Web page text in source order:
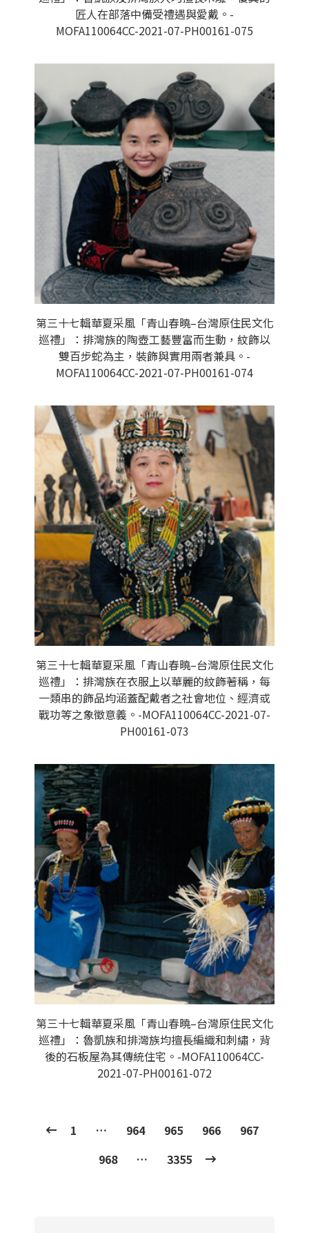
匠人在部落中備受禮遇與愛戴。-
MOFA110064CC-2021-07-PH00161-075
第三十七輯華夏采風「青山春曉–台灣原住民文化
巡禮」：排灣族的陶壺工藝豐富而生動，紋飾以
雙百步蛇為主，裝飾與實用兩者兼具。-
MOFA110064CC-2021-07-PH00161-074
第三十七輯華夏采風「青山春曉–台灣原住民文化
巡禮」：排灣族在衣服上以華麗的紋飾著稱，每
一類串的飾品均涵蓋配戴者之社會地位、經濟或
戰功等之象徵意義。-MOFA110064CC-2021-07-
PH00161-073
第三十七輯華夏采風「青山春曉–台灣原住民文化
巡禮」：魯凱族和排灣族均擅長編織和刺繡，背
後的石板屋為其傳統住宅。-MOFA110064CC-
2021-07-PH00161-072
1 … 964 965 966
967
968
… 3355